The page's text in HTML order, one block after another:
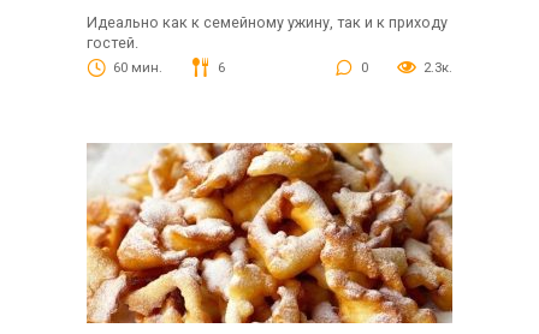
Идеально как к семейному ужину, так и к приходу
гостей.
60 мин. 6 0 2.3к.